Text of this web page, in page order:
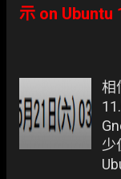
示 on Ubuntu
相
少